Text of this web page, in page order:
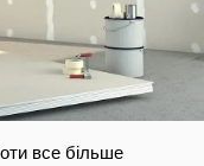
все більше